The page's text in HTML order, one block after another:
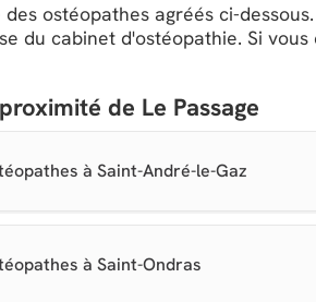
ostéopathes agréés ci-
du cabinet d'ostéopathie. Si vous
de Le Passage
à Saint-André-le-Gaz
à Saint-Ondras